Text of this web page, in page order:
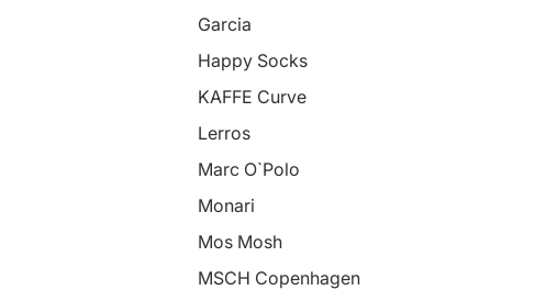
Garcia
Happy Socks
KAFFE Curve
Lerros
Marc O`Polo
Monari
Mos Mosh
MSCH Copenhagen